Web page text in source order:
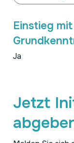
Einstieg
Ja
Jetzt